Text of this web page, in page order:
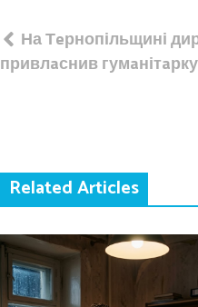
Навігація
записів
На Тeрнопільщині
привлaснив
Related Articles